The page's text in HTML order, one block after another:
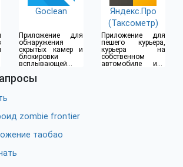
Goclean
Приложение для
обнаружения
скрытых камер и
блокировки
всплывающей
Яндекс.Про
(Таксометр)
Приложение для
пешего курьера,
курьера на
собственном
автомобиле или
zombie frontier
таобао